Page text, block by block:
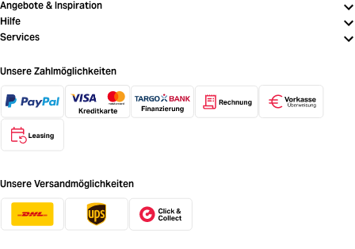
Angebote & Inspiration
Hilfe
Services
Unsere Zahlmöglichkeiten
Unsere Versandmöglichkeiten